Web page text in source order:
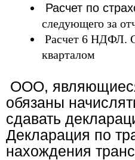
Расчет по
следующего за
Расчет 6 НДФЛ.
кварталом
ООО,
обязаны
сдавать
Декларация по
нахождения